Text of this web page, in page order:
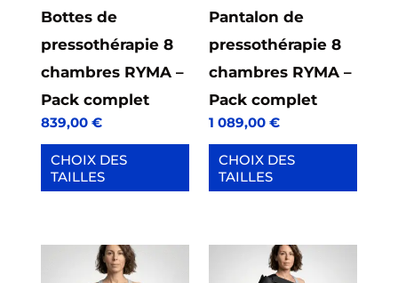
Bottes de
pressothérapie 8
chambres RYMA –
Pack complet
839,00 €
CHOIX DES
TAILLES
peuvent
être
choisies
sur
la
page
du
Pantalon de
pressothérapie 8
chambres RYMA –
Pack complet
1 089,00 €
CHOIX DES
TAILLES
produit